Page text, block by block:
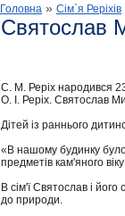
Головна » Сім`я Реріхів
Святослав
С. М. Реріх народився
О. І. Реріх. Святослав
Дітей із раннього
«В нашому будинку було
предметів кам'яного
В сім'ї Святослав і
до природи.